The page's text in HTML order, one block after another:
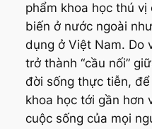
phẩm khoa học thú
biến ở nước ngoài
dụng ở Việt Nam. Do
trở thành “cầu nối”
đời sống thực tiễn,
khoa học tới gần hơn
cuộc sống của mọi